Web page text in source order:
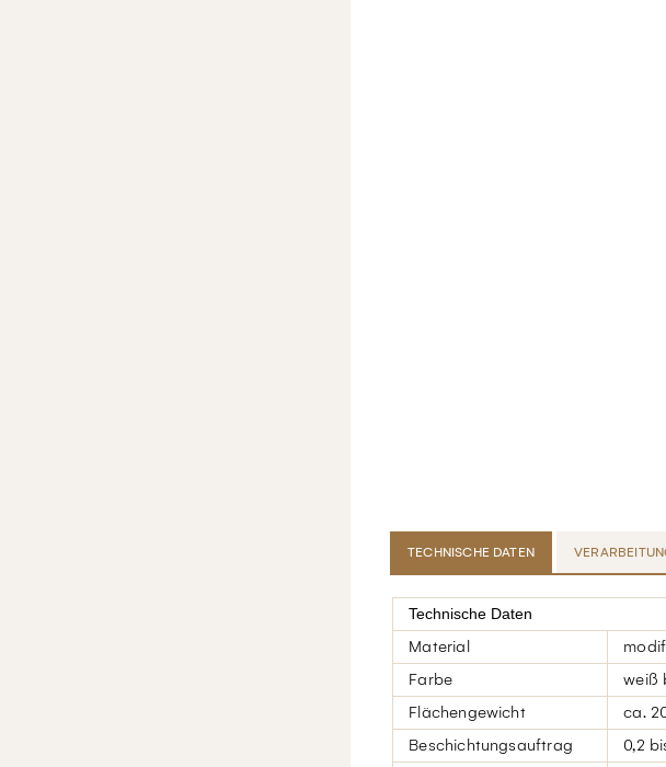
TECHNISCHE DATEN
Technische Daten
Material
Farbe
weiß
Flächengewicht
ca.
Beschichtungsauftrag
0,2